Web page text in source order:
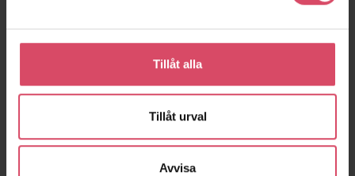
Tillåt alla
Tillåt urval
Avvisa
Brf Pål Ibb Skräddarebyn 3A-B
Malmö
expand_more